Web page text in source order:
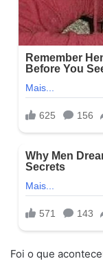
Foi o que